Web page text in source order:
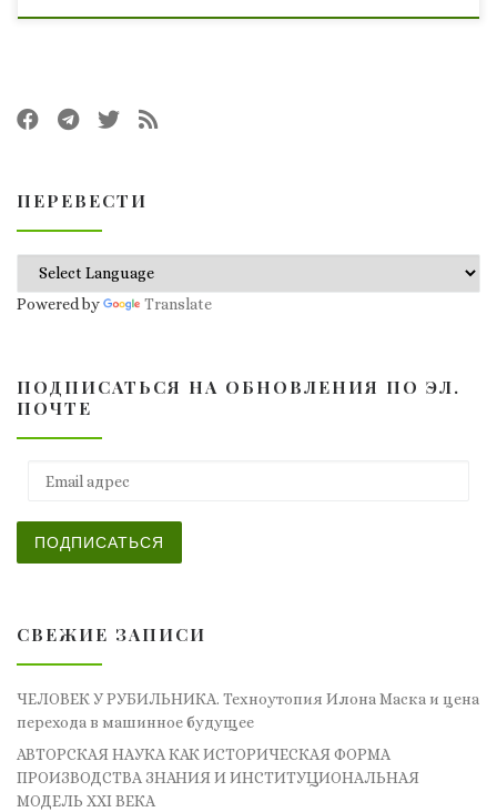
ПЕРЕВЕСТИ
Powered by Translate
ПОДПИСАТЬСЯ НА ОБНОВЛЕНИЯ ПО ЭЛ.
ПОЧТЕ
ПОДПИСАТЬСЯ
СВЕЖИЕ ЗАПИСИ
ЧЕЛОВЕК У РУБИЛЬНИКА. Техноутопия Илона Маска и цена
перехода в машинное будущее
АВТОРСКАЯ НАУКА КАК ИСТОРИЧЕСКАЯ ФОРМА
ПРОИЗВОДСТВА ЗНАНИЯ И ИНСТИТУЦИОНАЛЬНАЯ
МОДЕЛЬ XXI ВЕКА